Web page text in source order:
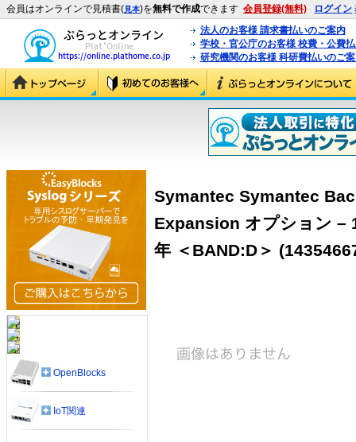
会員はオンラインで見積書(見本)を無料で作成できます 会員登録(無料) ログイン
法人のお客様 請求書払いのご案内
学校・官公庁のお客様 校費・公費
研究機関のお客様 科研費払いのご
Symantec Symantec
Expansion オプション –
年 ＜BAND:D＞
OpenBlocks
IoT関連